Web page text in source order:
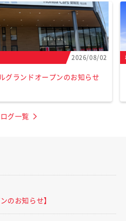
2026/08/02
グランドオープンのお知らせ
グ一覧
のお知らせ】